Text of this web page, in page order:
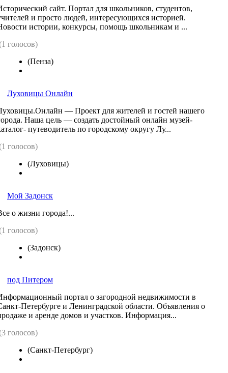
сайт. Портал для школьников, студентов,
и просто людей, интересующихся историей.
истории, конкурсы, помощь школьникам и ...
голосов)
(Пенза)
Луховицы Онлайн
— Проект для жителей и гостей нашего
Наша цель — создать достойный онлайн музей-
путеводитель по городскому округу Лу...
голосов)
(Луховицы)
Мой Задонск
о жизни города!...
голосов)
(Задонск)
под Питером
портал о загородной недвижимости в
Петербурге и Ленинградской области. Объявления о
и аренде домов и участков. Информация...
голосов)
(Санкт-Петербург)